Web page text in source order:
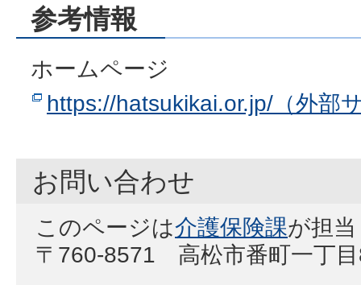
参考情報
ホームページ
https://hatsukikai.or.jp/（外部
お問い合わせ
このページは介護保険課が担
〒760-8571 高松市番町一丁